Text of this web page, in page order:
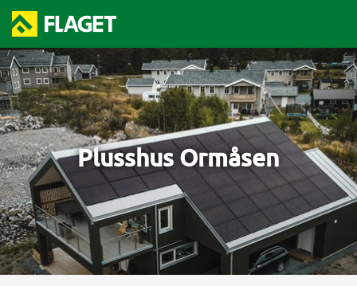
Plusshus Ormåsen